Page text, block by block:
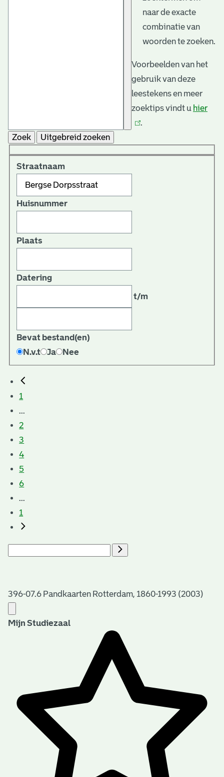
naar de exacte
combinatie van
woorden te zoeken.
Voorbeelden van het
gebruik van deze
leestekens en meer
zoektips vindt u hier
.
Zoek
Uitgebreid zoeken
Straatnaam
Huisnummer
Plaats
Datering
t/m
Bevat bestand(en)
N.v.t
Ja Nee
1
...
2
3
4
5
6
...
1
396-07.6 Pandkaarten Rotterdam, 1860-1993 (2003)
Mijn Studiezaal